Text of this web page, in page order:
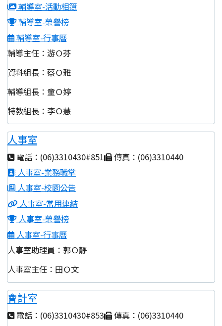
輔導室-活動相簿
輔導室-榮譽榜
輔導室-行事曆
輔導主任：游Ｏ芬
資料組長：蔡Ｏ雅
輔導組長：童Ｏ婷
特教組長：李Ｏ慧
人事室
電話：(06)3310430#851
傳真：(06)3310440
人事室-業務職掌
人事室-校園公告
人事室-常用連結
人事室-榮譽榜
人事室-行事曆
人事室助理員：郭Ｏ靜
人事室主任：田Ｏ文
會計室
電話：(06)3310430#853
傳真：(06)3310440